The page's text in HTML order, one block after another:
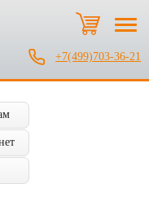
+7(499)703-36-21